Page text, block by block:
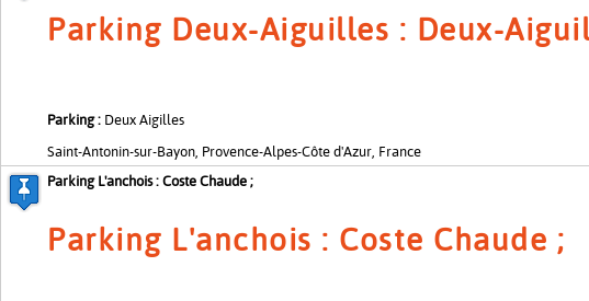
Parking Deux-Aiguilles : Deux-
Parking : Deux Aigilles
Saint-Antonin-sur-Bayon, Provence-Alpes-Côte d'Azur, France
Parking L'anchois : Coste Chaude ;
Parking L'anchois : Coste Chaude ;